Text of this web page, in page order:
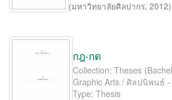
(มหาวิทยาลัยศิลปากร,2012)
กฎ-กด
Collection: Theses
Graphic Arts / ศิลปนิพนธ์
Type: Thesis